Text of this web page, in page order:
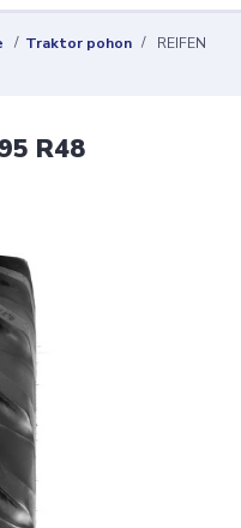
Traktor pohon
REIFEN
R48